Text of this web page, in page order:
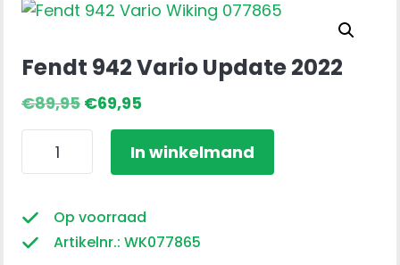
Fendt 942 Vario Update 2022
€89,95 Oorspronkelijke
prijs
€89,95.
€69,95Huidige
prijs
is:
€69,95.
Fendt
Update
2022
In winkelmand
Op voorraad
Artikelnr.: WK077865